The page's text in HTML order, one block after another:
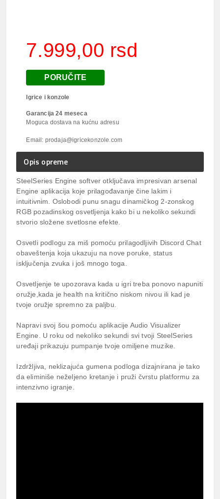
7.999,00 rsd
PORUČITE
Igrice i konzole
Garancija 24 meseca
Moguca dostava na kućnu adresu
Email: prodaja@igricekonzole.com
Opis opreme
SteelSeries Engine softver otključava impresivan arsenal
Engine aplikacija koje prilagođavanje čine lakim i
intuitivnim. Oslobodi punu snagu dinamičkog 2-zonskog
RGB pozadinskog osvetljenja kako bi u nekoliko sekundi
stvorio složene svetlosne efekte.
Osvetli podlogu za miš pomoću prilagodljivih Discord Chat
obaveštenja koja ukazuju na nove poruke, status
isključenja zvuka i još mnogo toga.
Osvetljenje te upozorava kada u igri treba ponovo napuniti
oružje,kada je health na kritično niskom nivou ili kad je
tvoje oružje spremno za paljbu.
Napravi svoj šou pomoću aplikacije Audio Visualizer
Engine. U roku od nekoliko sekundi svi tvoji SteelSeries
uređaji prikazuju pumpanje tvoje omiljene muzike.
Izdržljiva, neklizajuća gumena podloga dizajnirana je tako
da eliminiše neželjeno kretanje i pruži čvrstu platformu za
intenzivno igranje.